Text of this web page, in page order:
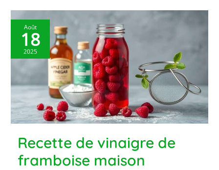
Août
18
2025
Recette de vinaigre de
framboise maison